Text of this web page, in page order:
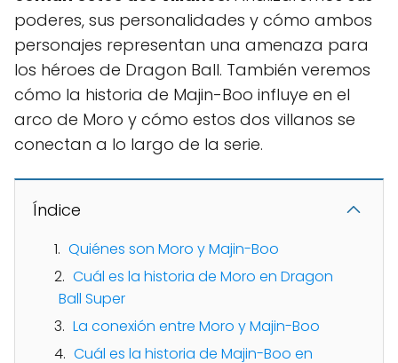
poderes, sus personalidades y cómo ambos
personajes representan una amenaza para
los héroes de Dragon Ball. También veremos
cómo la historia de Majin-Boo influye en el
arco de Moro y cómo estos dos villanos se
conectan a lo largo de la serie.
Índice
Quiénes son Moro y Majin-Boo
Cuál es la historia de Moro en Dragon
Ball Super
La conexión entre Moro y Majin-Boo
Cuál es la historia de Majin-Boo en